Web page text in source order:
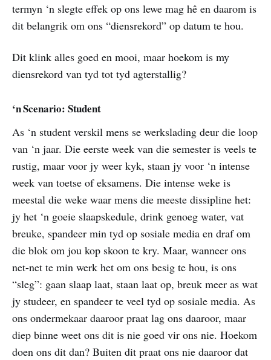
termyn ‘n slegte effek op ons lewe mag hê en daarom is
dit belangrik om ons “diensrekord” op datum te hou.
Dit klink alles goed en mooi, maar hoekom is my
diensrekord van tyd tot tyd agterstallig?
‘n Scenario: Student
As ‘n student verskil mens se werkslading deur die loop
van ‘n jaar. Die eerste week van die semester is veels te
rustig, maar voor jy weer kyk, staan jy voor ‘n intense
week van toetse of eksamens. Die intense weke is
meestal die weke waar mens die meeste dissipline het:
jy het ‘n goeie slaapskedule, drink genoeg water, vat
breuke, spandeer min tyd op sosiale media en draf om
die blok om jou kop skoon te kry. Maar, wanneer ons
net-net te min werk het om ons besig te hou, is ons
“sleg”: gaan slaap laat, staan laat op, breuk meer as wat
jy studeer, en spandeer te veel tyd op sosiale media. As
ons ondermekaar daaroor praat lag ons daaroor, maar
diep binne weet ons dit is nie goed vir ons nie. Hoekom
doen ons dit dan? Buiten dit praat ons nie daaroor dat